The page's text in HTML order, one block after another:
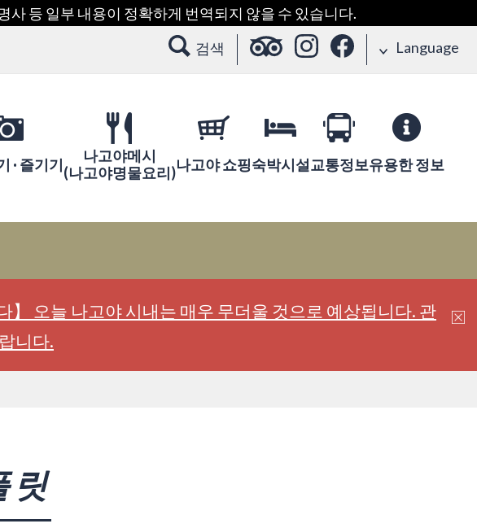
등 일부 내용이 정확하게 번역되지 않을 수 있습니다.
검색 Language
· 즐기기
나고야메시
(나고야명물요리)나고야 쇼핑숙박시설교통정보유용한 정보
】 오늘 나고야 시내는 매우 무더울 것으로 예상됩니다. 관
니다.
릿